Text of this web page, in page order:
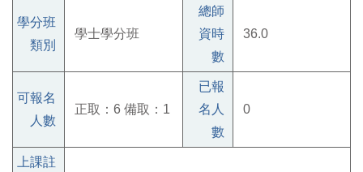
學分班
類別
學士學分班
總師
資時
數
36.0
可報名
人數
正取：6 備取：1
已報
名人
數
0
上課註